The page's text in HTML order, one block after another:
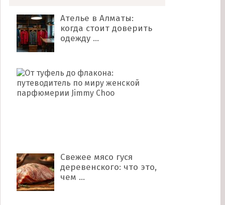
Ателье в Алматы:
когда стоит доверить
одежду …
Свежее мясо гуся
деревенского: что это,
чем …